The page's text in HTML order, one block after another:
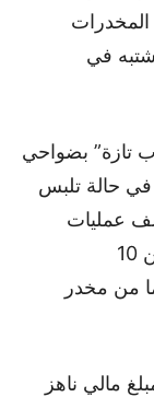
14 شخصا يشتبه في
تازة” بضواحي
حالة تلبس
عمليات
التفتيش عن كميات مهمة شملت أزيد من 10
و82 كيلوغراما من مخدر
مالي ناهز